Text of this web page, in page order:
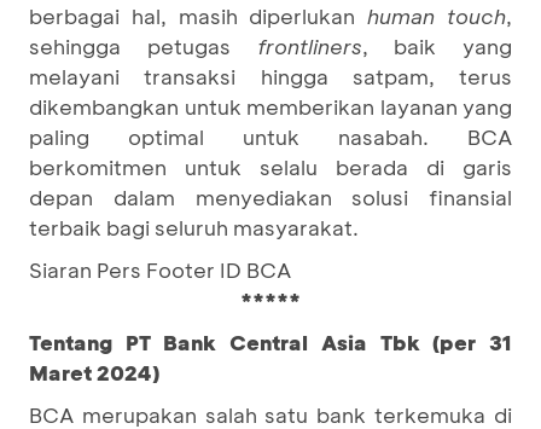
berbagai hal, masih diperlukanhuman touch,
sehingga petugas frontliners, baik yang
melayani transaksi hingga satpam, terus
dikembangkan untuk memberikan layanan yang
paling optimal untuk nasabah. BCA
berkomitmen untuk selalu berada di garis
depan dalam menyediakan solusi finansial
terbaik bagi seluruh masyarakat.
Siaran Pers Footer ID BCA
*****
Tentang PT Bank Central Asia Tbk (per 31
Maret 2024)
BCA merupakan salah satu bank terkemuka di